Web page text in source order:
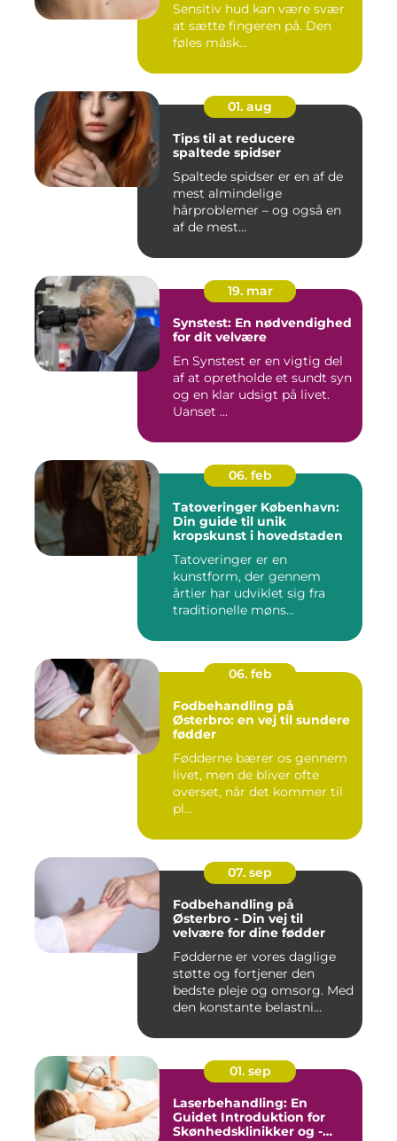
Sensitiv hud kan være svær
at sætte fingeren på. Den
føles måsk...
01. aug
Tips til at reducere
spaltede spidser
Spaltede spidser er en af de
mest almindelige
hårproblemer – og også en
af de mest...
19. mar
Synstest: En nødvendighed
for dit velvære
En Synstest er en vigtig del
af at opretholde et sundt syn
og en klar udsigt på livet.
Uanset ...
06. feb
Tatoveringer København:
Din guide til unik
kropskunst i hovedstaden
Tatoveringer er en
kunstform, der gennem
årtier har udviklet sig fra
traditionelle møns...
06. feb
Fodbehandling på
Østerbro: en vej til sundere
fødder
Fødderne bærer os gennem
livet, men de bliver ofte
overset, når det kommer til
pl...
07. sep
Fodbehandling på
Østerbro - Din vej til
velvære for dine fødder
Fødderne er vores daglige
støtte og fortjener den
bedste pleje og omsorg. Med
den konstante belastni...
01. sep
Laserbehandling: En
Guidet Introduktion for
Skønhedsklinikker og -